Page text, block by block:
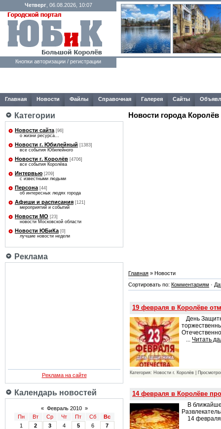
Четверг, 06.08.2026, 10:07
Кнопки авторизации / регистрации
Главная Новости Файлы Справочная Галерея Сайты
Категории
Новости сайта [96]
о жизни ресурса...
Новости г. Юбилейный [1383]
все события Юбилейного
Новости г. Королёв [4706]
все события Королёва
Интервью [209]
с известными людьми
Персона [44]
об интересных людях города
Афиши и расписания [121]
мероприятий и событий
Новости МО [23]
новости Московской области
Новости ЮБиКа [0]
лучшие новости недели
Реклама
Реклама на сайте
Календарь новостей
« Февраль 2010 »
Пн
Вт Ср Чт Пт Сб
Вс
1
2 3 4 5 6
7
Новости города Королёв
Главная » Новости
Сортировать по: Комментариям ·
19 февраля в Королёве
День
... Читать
Категория: Новости г. Королёв |
14 февраля в Королёве
В
14